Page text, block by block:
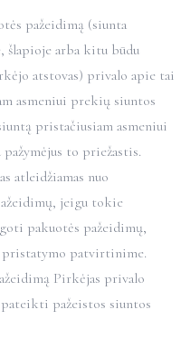
pažeidimą (siunta
šlapioje arba kitu būdu
atstovas) privalo apie tai
asmeniui prekių siuntos
pristačiusiam asmeniui
to priežastis.
atleidžiamas nuo
jeigu tokie
pakuotės pažeidimų,
pristatymo patvirtinime.
Pirkėjas privalo
pažeistos siuntos
pirmieji
skirtus tik naujienlaiškių
mūsųprivatumo politikoje.